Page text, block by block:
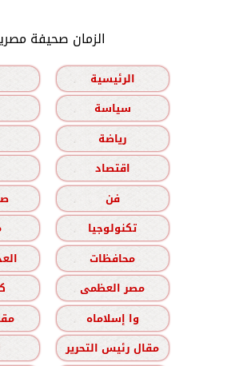
الزمان صحيفة
الرئيسية
سياسة
رياضة
اقتصاد
فن
تكنولوجيا
محافظات
مصر العظمى
وا إسلاماه
مقال رئيس التحرير